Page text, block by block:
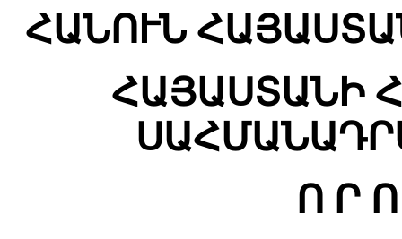
ՀԱՆՈՒՆ
ՀԱՅԱՍՏԱՆԻ
Ո Ր